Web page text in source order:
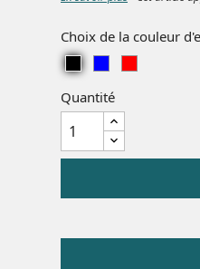
Choix de la couleur
Noir
Quantité